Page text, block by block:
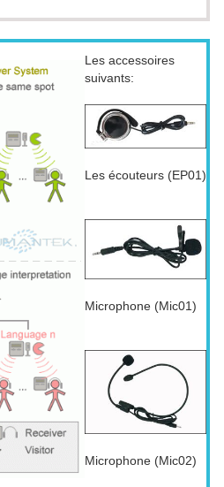
Les accessoires
suivants:
Les écouteurs (EP01)
Microphone (Mic01)
Microphone (Mic02)